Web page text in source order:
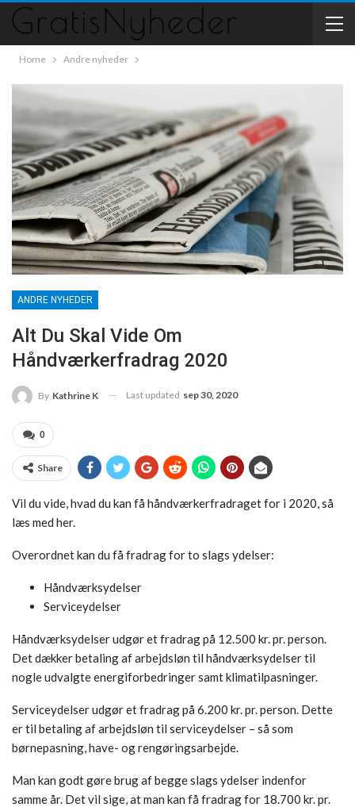
Home Andre nyheder
ANDRE NYHEDER
Alt Du Skal Vide Om
Håndværkerfradrag 2020
By Kathrine K Last updated sep 30, 2020
0
Share
Vil du vide, hvad du kan få håndværkerfradraget for i 2020, så
læs med her.
Overordnet kan du få fradrag for to slags ydelser:
Håndværksydelser
Serviceydelser
Håndværksydelser udgør et fradrag på 12.500 kr. pr. person.
Det dækker betaling af arbejdsløn til håndværksydelser til
nogle udvalgte energiforbedringer samt klimatilpasninger.
Serviceydelser udgør et fradrag på 6.200 kr. pr. person. Dette
er til betaling af arbejdsløn til serviceydelser – så som
børnepasning, have- og rengøringsarbejde.
Man kan godt gøre brug af begge slags ydelser indenfor
samme år. Det vil sige, at man kan få fradrag for 18.700 kr. pr.